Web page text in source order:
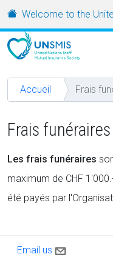
Aller au contenu principal
URLWelcome to the
Accueil Frais
Frais funéraires
Les frais funéraires
maximum de CHF
été payés par
Contact us
Email us